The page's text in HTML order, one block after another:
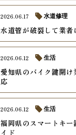
水道管が破裂して業
2026.06.17 水道修理
愛知県のバイク鍵開
応
2026.06.12 生活
福岡県のスマートキ
イド
2026.06.12 生活